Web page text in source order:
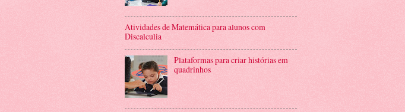
Atividades de Matemática para alunos com
Discalculia
Plataformas para criar histórias em
quadrinhos